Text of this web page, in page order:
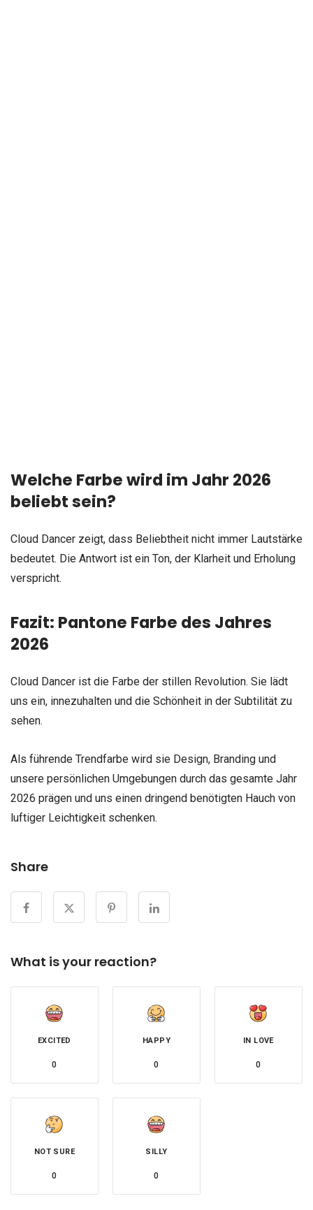
Welche Farbe wird im Jahr 2026
beliebt sein?
Cloud Dancer zeigt, dass Beliebtheit nicht immer Lautstärke
bedeutet. Die Antwort ist ein Ton, der Klarheit und Erholung
verspricht.
Fazit: Pantone Farbe des Jahres
2026
Cloud Dancer ist die Farbe der stillen Revolution. Sie lädt
uns ein, innezuhalten und die Schönheit in der Subtilität zu
sehen.
Als führende Trendfarbe wird sie Design, Branding und
unsere persönlichen Umgebungen durch das gesamte Jahr
2026 prägen und uns einen dringend benötigten Hauch von
luftiger Leichtigkeit schenken.
Share
What is your reaction?
EXCITED
0
HAPPY
0
IN LOVE
0
NOT SURE
0
SILLY
0